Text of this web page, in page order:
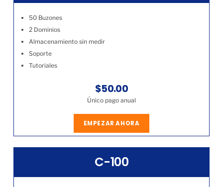
50 Buzones
2 Dominios
Almacenamiento sin medir
Soporte
Tutoriales
$50.00
Único pago anual
EMPEZAR AHORA
C-100